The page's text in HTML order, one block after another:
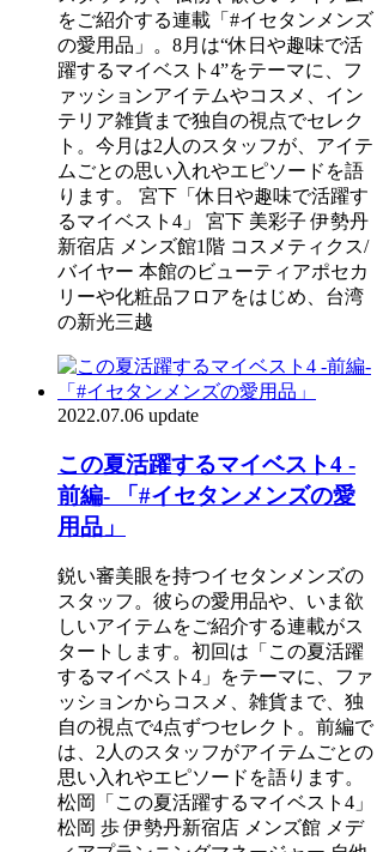
をご紹介する連載「#イセタンメンズ
の愛用品」。8月は“休日や趣味で活
躍するマイベスト4”をテーマに、フ
ァッションアイテムやコスメ、イン
テリア雑貨まで独自の視点でセレク
ト。今月は2人のスタッフが、アイテ
ムごとの思い入れやエピソードを語
ります。 宮下「休日や趣味で活躍す
るマイベスト4」 宮下 美彩子 伊勢丹
新宿店 メンズ館1階 コスメティクス/
バイヤー 本館のビューティアポセカ
リーや化粧品フロアをはじめ、台湾
の新光三越
2022.07.06 update
この夏活躍するマイベスト4 -
前編- 「#イセタンメンズの愛
用品」
鋭い審美眼を持つイセタンメンズの
スタッフ。彼らの愛用品や、いま欲
しいアイテムをご紹介する連載がス
タートします。初回は「この夏活躍
するマイベスト4」をテーマに、ファ
ッションからコスメ、雑貨まで、独
自の視点で4点ずつセレクト。前編で
は、2人のスタッフがアイテムごとの
思い入れやエピソードを語ります。
松岡「この夏活躍するマイベスト4」
松岡 歩 伊勢丹新宿店 メンズ館 メデ